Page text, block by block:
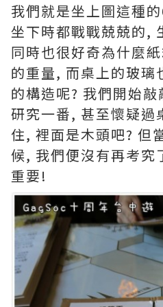
我們就是坐上圖這種
坐下時都戰戰兢兢的,
同時也很好奇為什麼
的重量, 而桌上的玻璃
的構造呢? 我們開始
研究一番, 甚至懷疑過
住, 裡面是木頭吧? 但
候, 我們便沒有再考究
重要!